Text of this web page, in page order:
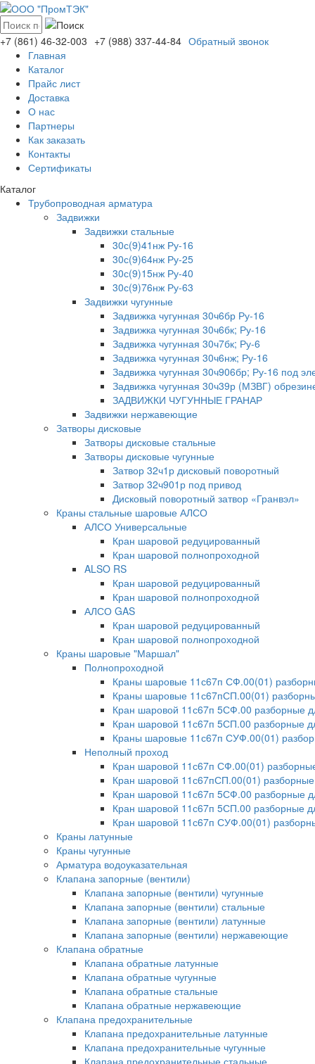
+7 (861) 46-32-003 +7 (988) 337-44-84 Обратный звонок
Главная
Каталог
Прайс лист
Доставка
О нас
Партнеры
Как заказать
Контакты
Сертификаты
Каталог
Трубопроводная арматура
Задвижки
Задвижки стальные
30с(9)41нж Ру-16
30с(9)64нж Ру-25
30с(9)15нж Ру-40
30с(9)76нж Ру-63
Задвижки чугунные
Задвижка чугунная 30ч6бр Ру-16
Задвижка чугунная 30ч6бк; Ру-16
Задвижка чугунная 30ч7бк; Ру-6
Задвижка чугунная 30ч6нж; Ру-16
Задвижка чугунная 30ч906бр; Ру-16 под
Задвижка чугунная 30ч39р (МЗВГ)
ЗАДВИЖКИ ЧУГУННЫЕ ГРАНАР
Задвижки нержавеющие
Затворы дисковые
Затворы дисковые стальные
Затворы дисковые чугунные
Затвор 32ч1р дисковый поворотный
Затвор 32ч901р под привод
Дисковый поворотный затвор «Гранвэл»
Краны стальные шаровые АЛСО
АЛСО Универсальные
Кран шаровой редуцированный
Кран шаровой полнопроходной
ALSO RS
Кран шаровой редуцированный
Кран шаровой полнопроходной
АЛСО GAS
Кран шаровой редуцированный
Кран шаровой полнопроходной
Краны шаровые "Маршал"
Полнопроходной
Краны шаровые 11с67п СФ.00(01)
Краны шаровые 11с67пСП.00(01)
Кран шаровой 11с67п 5СФ.00 разборные
Кран шаровой 11с67п 5СП.00 разборные
Краны шаровые 11с67п СУФ.00(01)
Неполный проход
Кран шаровой 11с67п СФ.00(01)
Кран шаровой 11с67пСП.00(01)
Кран шаровой 11с67п 5СФ.00 разборные
Кран шаровой 11с67п 5СП.00 разборные
Кран шаровой 11с67п СУФ.00(01)
Краны латунные
Краны чугунные
Арматура водоуказательная
Клапана запорные (вентили)
Клапана запорные (вентили) чугунные
Клапана запорные (вентили) стальные
Клапана запорные (вентили) латунные
Клапана запорные (вентили) нержавеющие
Клапана обратные
Клапана обратные латунные
Клапана обратные чугунные
Клапана обратные стальные
Клапана обратные нержавеющие
Клапана предохранительные
Клапана предохранительные латунные
Клапана предохранительные чугунные